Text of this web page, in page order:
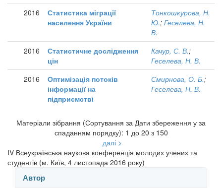
2016
Статистика міграції
населення України
Тонкошкурова, Н.
Ю.; Геселева, Н.
В.
2016
Статистичне дослідження
цін
Качур, С. В.;
Геселева, Н. В.
2016
Оптимізація потоків
інформації на
підприємстві
Смирнова, О. Б.;
Геселева, Н. В.
Матеріали зібрання (Сортування за Дати збереження у за
спаданням порядку): 1 до 20 з 150
далі >
IV Всеукраїнська наукова конференція молодих учених та
студентів (м. Київ, 4 листопада 2016 року)
Автор